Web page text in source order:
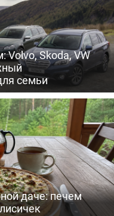
Volvo, Skoda, VW
семьи
даче: печем